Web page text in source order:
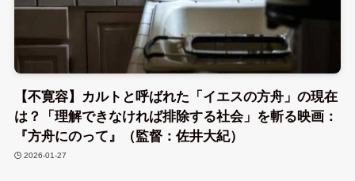
【不寛容】カルトと呼ばれた「イエスの方舟」の現在
は？「理解できなければ排除する社会」を斬る映画：
『方舟にのって』（監督：佐井大紀）
2026-01-27